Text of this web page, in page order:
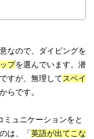
なので、ダイビングを
プを選んでいます。潜
すが、無理して スペイ
らです。
ミュニケーションをと
は、「 英語が出てこな